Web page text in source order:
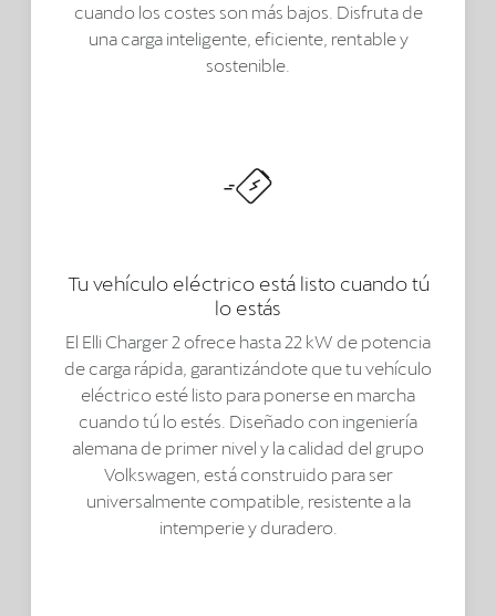
cuando los costes son más bajos. Disfruta de
una carga inteligente, eficiente, rentable y
sostenible.
Tu vehículo eléctrico está listo cuando tú
lo estás
El Elli Charger 2 ofrece hasta 22 kW de potencia
de carga rápida, garantizándote que tu vehículo
eléctrico esté listo para ponerse en marcha
cuando tú lo estés. Diseñado con ingeniería
alemana de primer nivel y la calidad del grupo
Volkswagen, está construido para ser
universalmente compatible, resistente a la
intemperie y duradero.